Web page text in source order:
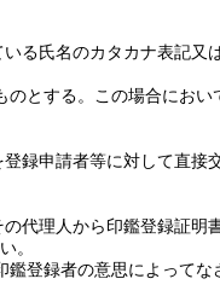
る氏名のカタカナ表記又
とする。
この場合におい
登録申請者等に対して直接
の代理人から印鑑登録証明
。
登録者の意思によってな